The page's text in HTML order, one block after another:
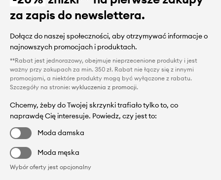
za zapis do newslettera.
Dołącz do naszej społeczności, aby otrzymywać informacje o
najnowszych promocjach i produktach.
**Rabat jest jednorazowy, obejmuje nieprzecenione produkty i jest
ważny przy zakupach za min. 350 zł. Rabat nie łączy się z innymi
promocjami, a niektóre produkty mogą być wyłączone z rabatu.
Szczegóły na stronie: wykluczenia z promocji.
Chcemy, żeby do Twojej skrzynki trafiało tylko to, co
naprawdę Cię interesuje. Powiedz, czy jest to:
Moda damska
Moda męska
Wybór oferty jest opcjonalny